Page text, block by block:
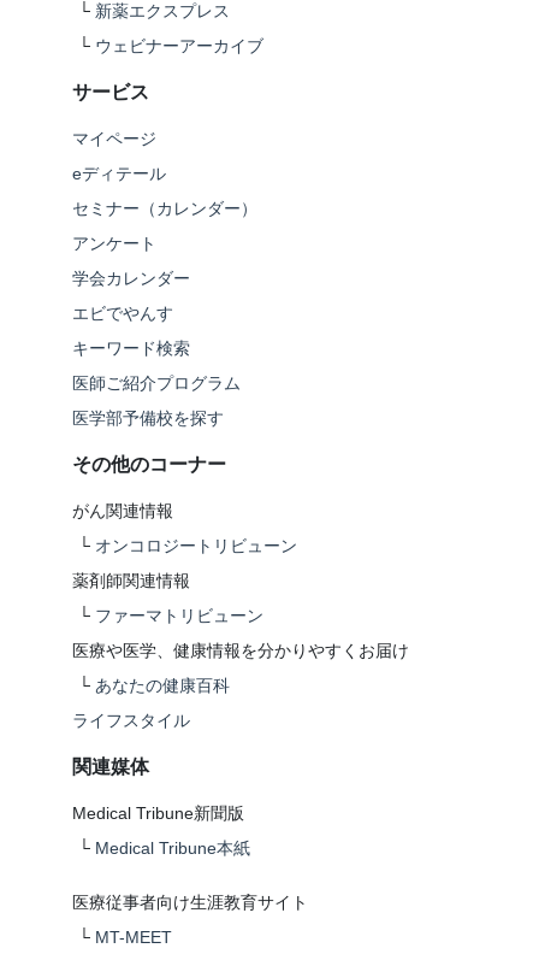
└ 新薬エクスプレス
└ ウェビナーアーカイブ
サービス
マイページ
eディテール
セミナー（カレンダー）
アンケート
学会カレンダー
エビでやんす
キーワード検索
医師ご紹介プログラム
医学部予備校を探す
その他のコーナー
がん関連情報
└ オンコロジートリビューン
薬剤師関連情報
└ ファーマトリビューン
医療や医学、健康情報を分かりやすくお届け
└ あなたの健康百科
ライフスタイル
関連媒体
Medical Tribune新聞版
└ Medical Tribune本紙
医療従事者向け生涯教育サイト
└ MT-MEET